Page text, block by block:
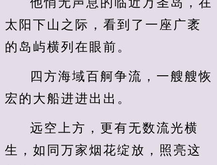
太阳下山之际，看到了一座广袤
的岛屿横列在眼前。
四方海域百舸争流，一艘艘恢
宏的大船进进出出。
远空上方，更有无数流光横
生，如同万家烟花绽放，照亮这